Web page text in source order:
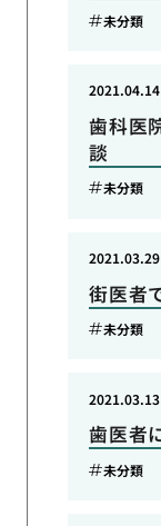
未分類
歯科医
談
2021.04.14
未分類
街医者
2021.03.29
未分類
歯医者
2021.03.13
未分類